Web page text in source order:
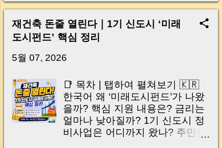
Real Risks and Mistakes to Avoid MoneyLog
Key Takeaway 혹시 이런 생각 해보신 적 있으
신가요? “잔금일… 그냥 돈 보내고 끝나는 거 아
닌가요?” 하지만 현장에서 보면 전혀 그렇지 않
습니다. 잔금일은 ‘서류 몇 장 처리하는 날’이 아
이는 가장 긴장되는 순간 입니다. 실제로 제가
중개 현장에서 겪었던 일입니다. 금요일 오후 3
시, 이체 한도에 막혀 송금이 멈췄고 그 자리에
서 계약이 무산될 뻔한 아찔한 상황이 있었습니
다. 또 어떤 분은 이렇게 말씀하십니다. “내 대출
인데 왜 내 통장으로 안 들어오죠?” “매도인이 대
재건축 돈줄 열린다｜1기 신도시 ‘미래
도시펀드’ 핵심 정리
5월 07, 2026
📑 목차 | 탭하여 펼쳐보기 🇰🇷
한국어 왜 ‘미래도시펀드’가 나왔
을까? 핵심 지원 내용은? 금리는
얼마나 낮아질까? 1기 신도시 정
비사업은 어디까지 왔나? 주민들